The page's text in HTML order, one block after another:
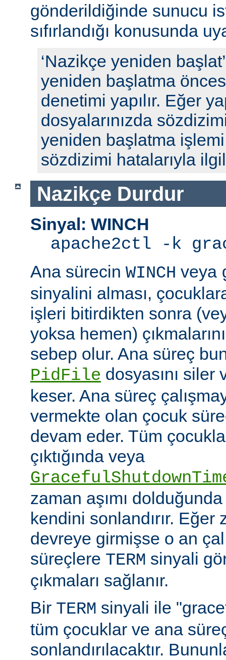
gönderildiğinde sunucu
sıfırlandığı konusunda
‘Nazikçe yeniden
yeniden başlatma
denetimi yapılır. Eğer
dosyalarınızda
yeniden başlatma
sözdizimi hatalarıyla
Nazikçe Durdur
Sinyal: WINCH
apache2ctl -k
Ana sürecin WINCH veya
sinyalini alması,
işleri bitirdikten sonra
yoksa hemen)
sebep olur. Ana süreç
PidFile dosyasını
keser. Ana süreç
vermekte olan çocuk
devam eder. Tüm
çıktığında veya
zaman aşımı
kendini sonlandırır. Eğer
devreye girmişse o an
süreçlere TERM sinyali
çıkmaları sağlanır.
Bir TERM sinyali ile
tüm çocuklar ve ana
sonlandırılacaktır.